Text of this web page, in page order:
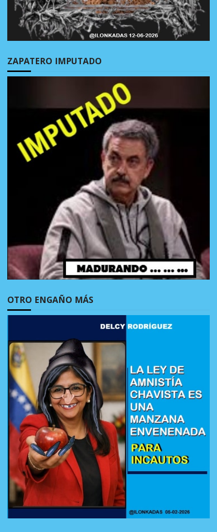
ZAPATERO IMPUTADO
OTRO ENGAÑO MÁS